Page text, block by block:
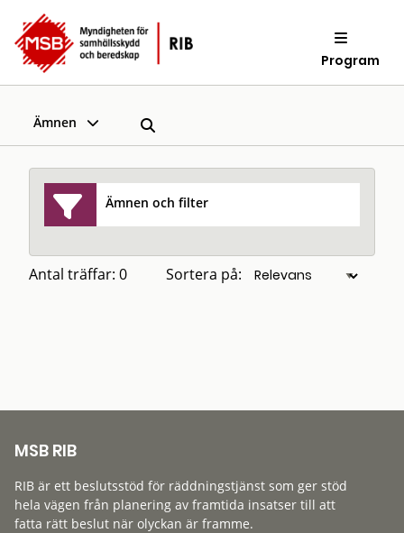
Program
Ämnen
Ämnen och filter
Antal träffar: 0 Sortera på:
MSB RIB
RIB är ett beslutsstöd för räddningstjänst som ger stöd
hela vägen från planering av framtida insatser till att
fatta rätt beslut när olyckan är framme.